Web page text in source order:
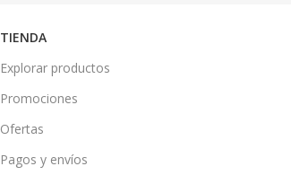
TIENDA
Explorar productos
Promociones
Ofertas
Pagos y envíos